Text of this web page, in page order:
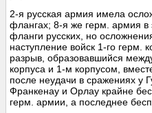
2-я русская армия имела
флангах; 8-я же герм. армия в
фланги русских, но
наступление войск 1-го герм.
разрыв, образовавшийся
корпуса и 1-м корпусом,
после неудачи в сражениях у
Франкенау и Орлау крайне
герм. армии, а последнее